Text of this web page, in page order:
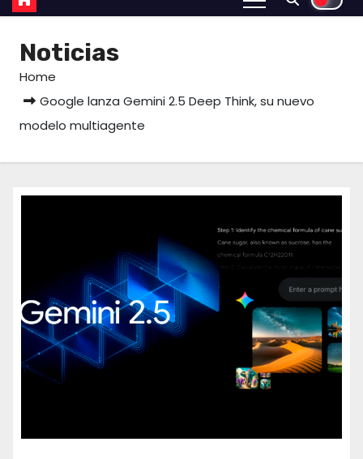
Noticias
Home
Google lanza Gemini 2.5 Deep Think, su nuevo
modelo multiagente